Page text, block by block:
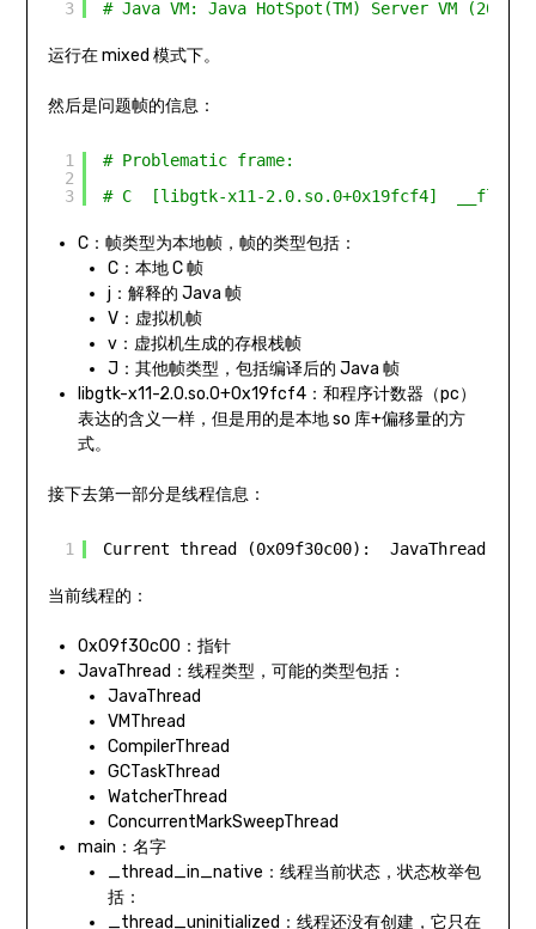
3
# Java VM: Java HotSpot(TM) Server VM
运行在 mixed 模式下。
然后是问题帧的信息：
1
2
3
# Problematic frame:
# C  [libgtk-x11-2.0.so.0+0x19fcf4]
C：帧类型为本地帧，帧的类型包括：
C：本地 C 帧
j：解释的 Java 帧
V：虚拟机帧
v：虚拟机生成的存根栈帧
J：其他帧类型，包括编译后的 Java 帧
libgtk-x11-2.0.so.0+0x19fcf4：和程序计数器（pc）
表达的含义一样，但是用的是本地 so 库+偏移量的方
式。
接下去第一部分是线程信息：
1 Current thread (0x09f30c00):  JavaThread
当前线程的：
0x09f30c00：指针
JavaThread：线程类型，可能的类型包括：
JavaThread
VMThread
CompilerThread
GCTaskThread
WatcherThread
ConcurrentMarkSweepThread
main：名字
_thread_in_native：线程当前状态，状态枚举包
括：
_thread_uninitialized：线程还没有创建，它只在